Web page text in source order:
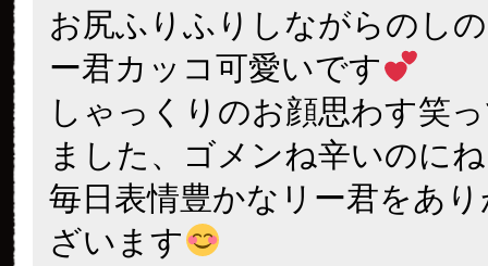
お尻ふりふりしながらのし
ー君カッコ可愛いです
しゃっくりのお顔思わす笑
ました、ゴメンね辛いのにね
毎日表情豊かなリー君をあ
ざいます